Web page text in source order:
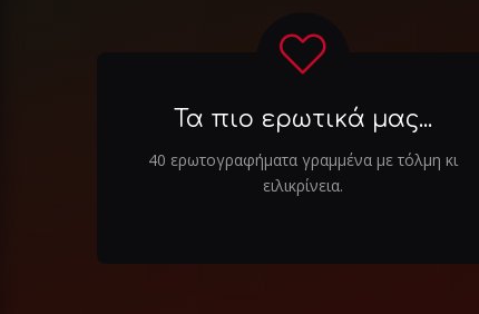
Τα πιο ερωτικά μας...
40 ερωτογραφήματα γραμμένα με τόλμη κι
ειλικρίνεια.